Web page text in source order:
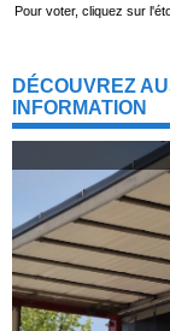
Pour voter, cliquez sur
DÉCOUVREZ
INFORMATION